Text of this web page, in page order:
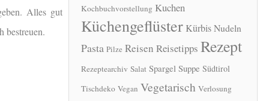
Alles gut
bestreuen.
Kochbuchvorstellung Kuchen
Küchengeflüster KürbisNudeln
Pasta Pilze Reisen Reisetipps Rezept
Rezeptearchiv Salat Spargel Suppe Südtirol
Tischdeko Vegan Vegetarisch Verlosung